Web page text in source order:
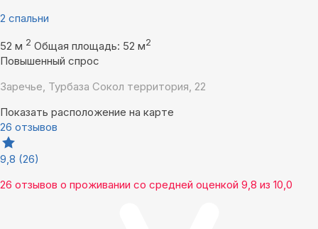
2 спальни
52 м 2 Общая площадь: 52 м2
Повышенный спрос
Заречье, Турбаза Сокол территория, 22
Показать расположение на карте
26 отзывов
9,8 (26)
26 отзывов о проживании со средней оценкой 9,8 из 10,0